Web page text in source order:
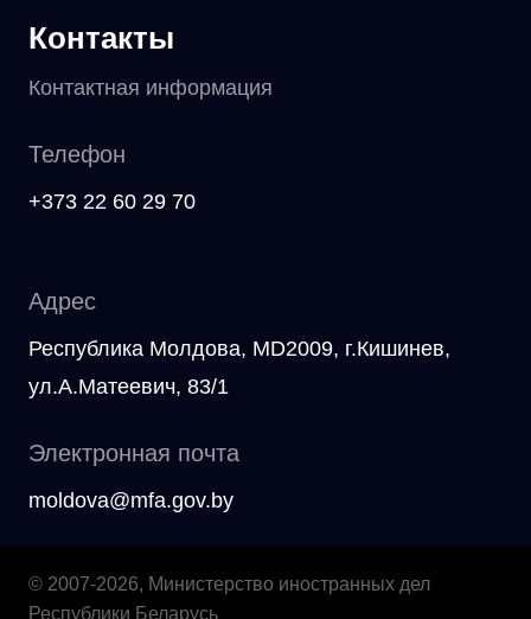
Контакты
Контактная информация
Телефон
+373 22 60 29 70
Адрес
Республика Молдова, MD2009, г.Кишинев,
ул.А.Матеевич, 83/1
Электронная почта
moldova@mfa.gov.by
© 2007-2026, Министерство иностранных дел
Республики Беларусь